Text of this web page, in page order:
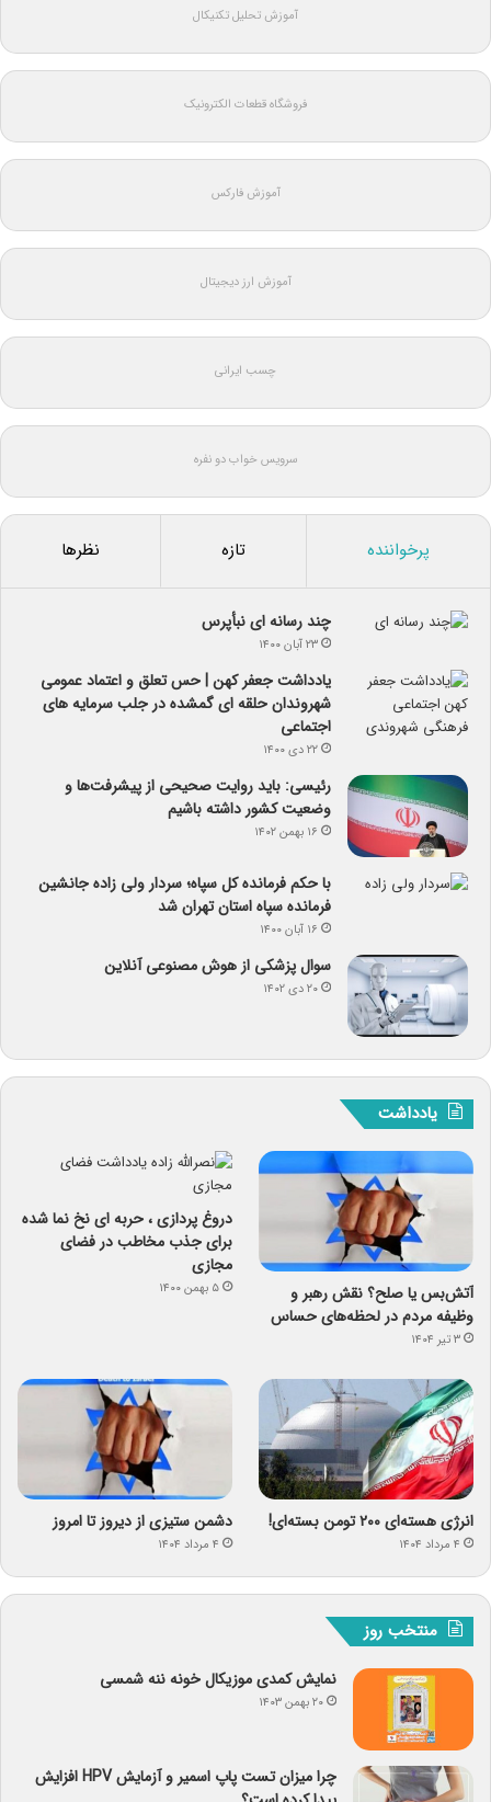
آموزش تحلیل تکنیکال
فروشگاه قطعات الکترونیک
آموزش فارکس
آموزش ارز دیجیتال
چسب ایرانی
سرویس خواب دو نفره
پرخواننده تازه نظرها
چند رسانه ای نبأپرس
۲۳ آبان ۱۴۰۰
یادداشت جعفر کهن | حس تعلق و اعتماد عمومی
شهروندان حلقه ای گمشده در جلب سرمایه های
اجتماعی
۲۲ دی ۱۴۰۰
رئیسی: باید روایت صحیحی از پیشرفت‌ها و
وضعیت کشور داشته باشیم
۱۶ بهمن ۱۴۰۲
با حکم فرمانده کل سپاه؛ سردار ولی زاده جانشین
فرمانده سپاه استان تهران شد
۱۶ آبان ۱۴۰۰
سوال پزشکی از هوش مصنوعی آنلاین
۲۰ دی ۱۴۰۲
یادداشت
آتش‌بس یا صلح؟ نقش رهبر و
وظیفه مردم در لحظه‌های حساس
۳ تیر ۱۴۰۴
دروغ پردازی ، حربه ای نخ نما شده
برای جذب مخاطب در فضای
مجازی
۵ بهمن ۱۴۰۰
انرژی هسته‌ای ۲۰۰ تومن بسته‌ای!
۴ مرداد ۱۴۰۴
دشمن ستیزی از دیروز تا امروز
۴ مرداد ۱۴۰۴
منتخب روز
نمایش کمدی موزیکال خونه ننه شمسی
۲۰ بهمن ۱۴۰۳
چرا میزان تست پاپ اسمیر و آزمایش HPV افزایش